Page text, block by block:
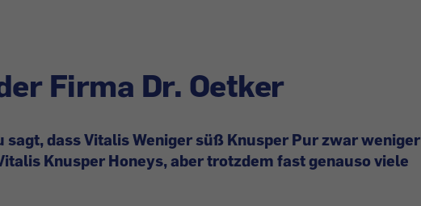
Firma Dr. Oetker
sagt, dass Vitalis Weniger süß Knusper Pur zwar weniger
Knusper Honeys, aber trotzdem fast genauso viele